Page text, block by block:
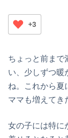
+3
ちょっと前まで
い、少しずつ暖
ね。これから夏
ママも増えてき
女の子には特に